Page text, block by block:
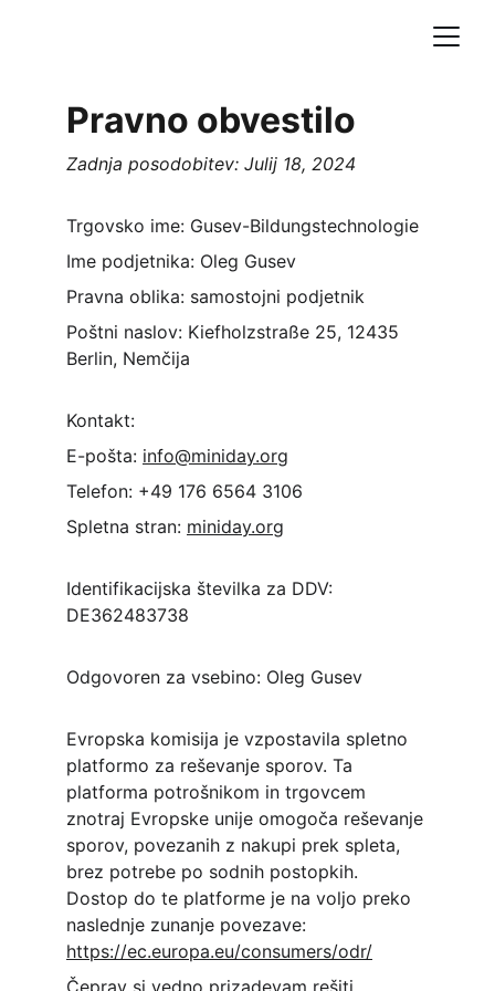
Pravno obvestilo
Zadnja posodobitev: Julij 18, 2024
Trgovsko ime: Gusev-Bildungstechnologie
Ime podjetnika: Oleg Gusev
Pravna oblika: samostojni podjetnik
Poštni naslov: Kiefholzstraße 25, 12435
Berlin, Nemčija
Kontakt:
E-pošta: info@miniday.org
Telefon: +49 176 6564 3106
Spletna stran: miniday.org
Identifikacijska številka za DDV:
DE362483738
Odgovoren za vsebino: Oleg Gusev
Evropska komisija je vzpostavila spletno
platformo za reševanje sporov. Ta
platforma potrošnikom in trgovcem
znotraj Evropske unije omogoča reševanje
sporov, povezanih z nakupi prek spleta,
brez potrebe po sodnih postopkih.
Dostop do te platforme je na voljo preko
naslednje zunanje povezave:
https://ec.europa.eu/consumers/odr/
Čeprav si vedno prizadevam rešiti